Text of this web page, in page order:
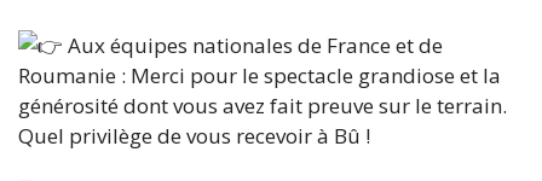
Aux équipes nationales de France et de
Roumanie : Merci pour le spectacle grandiose et la
générosité dont vous avez fait preuve sur le terrain.
Quel privilège de vous recevoir à Bû !